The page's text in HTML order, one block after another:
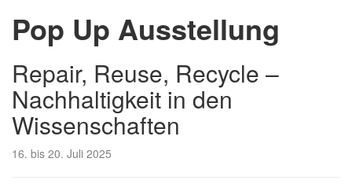
Pop Up Ausstellung
Repair, Reuse, Recycle –
Nachhaltigkeit in den
Wissenschaften
16. bis 20. Juli 2025